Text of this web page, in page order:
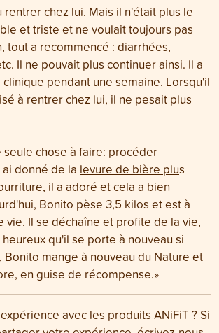
rentrer chez lui. Mais il n'était plus le
et triste et ne voulait toujours pas
tout a recommencé : diarrhées,
Il ne pouvait plus continuer ainsi. Il a
pendant une semaine. Lorsqu'il
à rentrer chez lui, il ne pesait plus
seule chose à faire: procéder
donné de la levure de bière plus
il a adoré et cela a bien
Bonito pèse 3,5 kilos et est à
vie. Il se déchaîne et profite de la vie,
qu'il se porte à nouveau si
Bonito mange à nouveau du Nature et
en guise de récompense.»
avec les produits ANiFiT ? Si